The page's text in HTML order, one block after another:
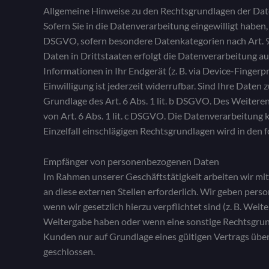
Allgemeine Hinweise zu den Rechtsgrundlagen der
Sofern Sie in die Datenverarbeitung eingewilligt
DSGVO, sofern besondere Datenkategorien nach
Daten in Drittstaaten erfolgt die Datenverarbeitung
Informationen in Ihr Endgerät (z. B. via Device-
Einwilligung ist jederzeit widerrufbar. Sind Ihre
Grundlage des Art. 6 Abs. 1 lit. b DSGVO. Des
von Art. 6 Abs. 1 lit. c DSGVO. Die Datenverarbeitung
Einzelfall einschlägigen Rechtsgrundlagen wird in
Empfänger von personenbezogenen Daten
Im Rahmen unserer Geschäftstätigkeit arbeiten wir
an diese externen Stellen erforderlich. Wir geben
wenn wir gesetzlich hierzu verpflichtet sind (z. B.
Weitergabe haben oder wenn eine sonstige
Kunden nur auf Grundlage eines gültigen Vertrags
geschlossen.